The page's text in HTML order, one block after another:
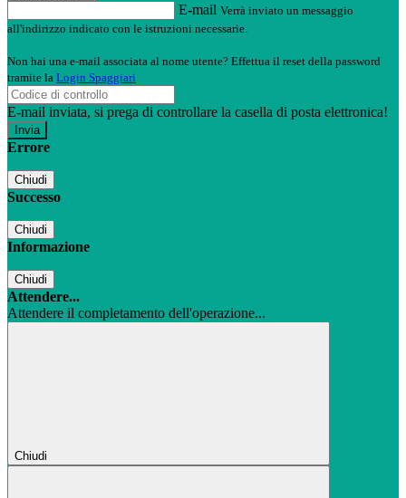
E-mail Verrà inviato un messaggio
all'indirizzo indicato con le istruzioni necessarie.
Non hai una e-mail associata al nome utente? Effettua il reset della password
tramite la Login Spaggiari
E-mail inviata, si prega di controllare la casella di posta elettronica!
Errore
Chiudi
Successo
Chiudi
Informazione
Chiudi
Attendere...
Attendere il completamento dell'operazione...
Chiudi